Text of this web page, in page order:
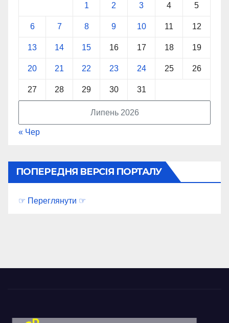
Липень 2026
1 2 3 4 5
6 7 8 9 10 11 12
13 14 15 16 17 18 19
20 21 22 23 24 25 26
27 28 29 30 31
« Чер
ПОПЕРЕДНЯ ВЕРСІЯ ПОРТАЛУ
☞ Переглянути ☞